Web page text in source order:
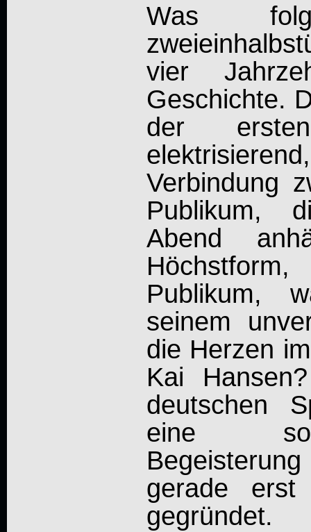
Was
vier
Geschichte.
der
Verbindung
Publikum,
Abend
Publikum,
seinem
die Herzen
Kai
deutschen
eine so
gerade
gegründet.